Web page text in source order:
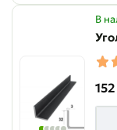
В
152